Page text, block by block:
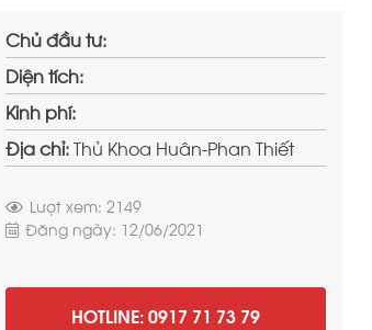
Chủ đầu tư:
Diện tích:
Kinh phí:
Địa chỉ:Thủ Khoa Huân-Phan Thiết
Lượt xem: 2149
Đăng ngày: 12/06/2021
HOTLINE: 0917 71 73 79